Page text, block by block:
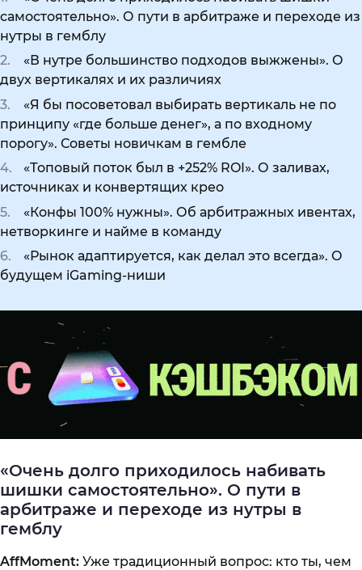
самостоятельно». О пути в арбитраже и переходе из
нутры в гемблу
«В нутре большинство подходов выжжены». О
двух вертикалях и их различиях
«Я бы посоветовал выбирать вертикаль не по
принципу «где больше денег», а по входному
порогу». Советы новичкам в гембле
«Топовый поток был в +252% ROI». О заливах,
источниках и конвертящих крео
«Конфы 100% нужны». Об арбитражных ивентах,
нетворкинге и найме в команду
«Рынок адаптируется, как делал это всегда». О
будущем iGaming-ниши
«Очень долго приходилось набивать
шишки самостоятельно». О пути в
арбитраже и переходе из нутры в
гемблу
AffMoment: Уже традиционный вопрос: кто ты, чем